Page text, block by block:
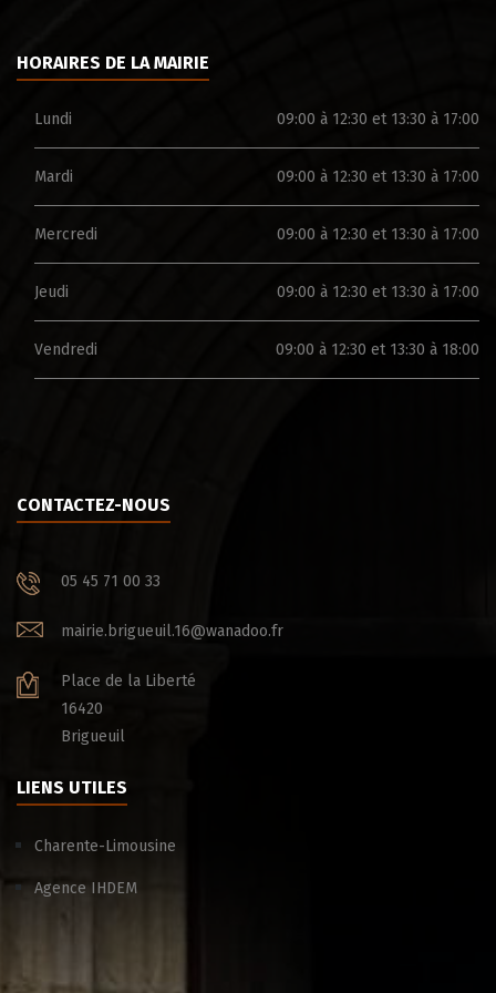
HORAIRES DE LA MAIRIE
Lundi 09:00 à 12:30 et 13:30 à 17:00
Mardi 09:00 à 12:30 et 13:30 à 17:00
Mercredi 09:00 à 12:30 et 13:30 à 17:00
Jeudi 09:00 à 12:30 et 13:30 à 17:00
Vendredi 09:00 à 12:30 et 13:30 à 18:00
CONTACTEZ-NOUS
05 45 71 00 33
mairie.brigueuil.16@wanadoo.fr
Place de la Liberté
16420
Brigueuil
LIENS UTILES
Charente-Limousine
Agence IHDEM